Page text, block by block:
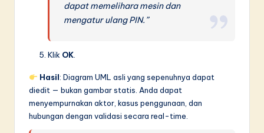
dapat memelihara mesin dan
mengatur ulang PIN.”
Klik OK
Hasil: Diagram UML asli yang sepenuhnya dapat
diedit — bukan gambar statis. Anda dapat
menyempurnakan aktor, kasus penggunaan, dan
hubungan dengan validasi secara real-time.